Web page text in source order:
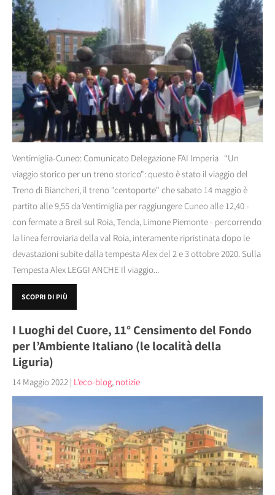
Ventimiglia-Cuneo: Comunicato Delegazione FAI Imperia “Un
viaggio storico per un treno storico": questo è stato il viaggio del
Treno di Biancheri, il treno "centoporte" che sabato 14 maggio è
partito alle 9,55 da Ventimiglia per raggiungere Cuneo alle 12,40 -
con fermate a Breil sul Roia, Tenda, Limone Piemonte - percorrendo
la linea ferroviaria della val Roia, interamente ripristinata dopo le
devastazioni subite dalla tempesta Alex del 2 e 3 ottobre 2020. Sulla
Tempesta Alex LEGGI ANCHE Il viaggio...
SCOPRI DI PIÙ
I Luoghi del Cuore, 11° Censimento del Fondo
per l’Ambiente Italiano (le località della
Liguria)
14 Maggio 2022 | L'eco-blog, notizie